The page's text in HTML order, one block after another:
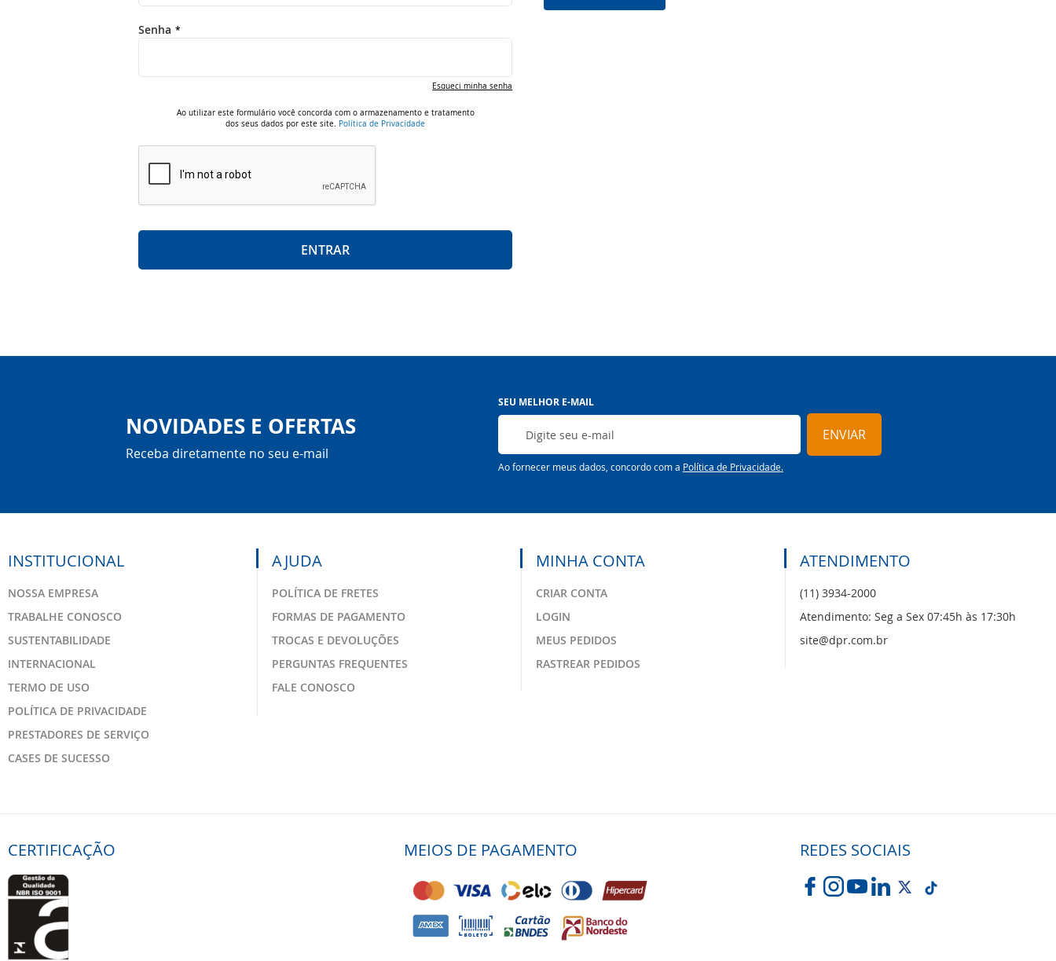
Senha
Esqueci minha senha
Ao utilizar este formulário você concorda com o armazenamento e tratamento
dos seus dados por este site. Política de Privacidade
ENTRAR
NOVIDADES E OFERTAS
Receba diretamente no seu e-mail
Inscreva-
se
nossa
Newsletter:
SEU MELHOR E-MAIL
Ao fornecer meus dados, concordo com a Política de Privacidade.
ENVIAR
INSTITUCIONAL
NOSSA EMPRESA
TRABALHE CONOSCO
SUSTENTABILIDADE
INTERNACIONAL
TERMO DE USO
POLÍTICA DE PRIVACIDADE
PRESTADORES DE SERVIÇO
CASES DE SUCESSO
AJUDA
POLÍTICA DE FRETES
FORMAS DE PAGAMENTO
TROCAS E DEVOLUÇÕES
PERGUNTAS FREQUENTES
FALE CONOSCO
MINHA CONTA
CRIAR CONTA
LOGIN
MEUS PEDIDOS
RASTREAR PEDIDOS
ATENDIMENTO
(11) 3934-2000
Atendimento: Seg a Sex 07:45h às 17:30h
site@dpr.com.br
CERTIFICAÇÃO MEIOS DE PAGAMENTO REDES SOCIAIS